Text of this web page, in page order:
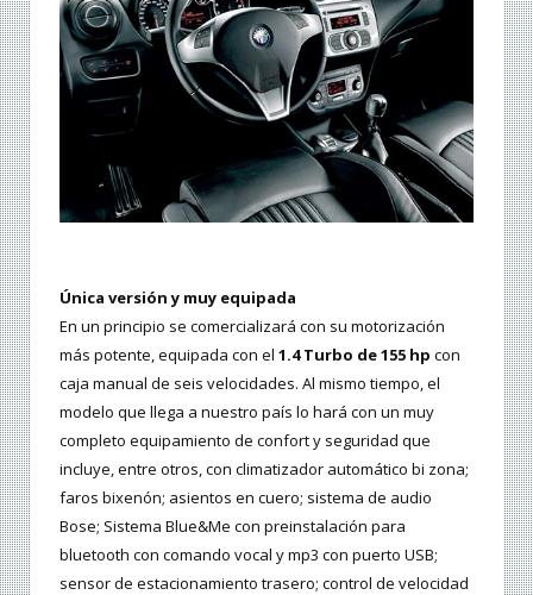
Única versión y muy equipada
En un principio se comercializará con su motorización
más potente, equipada con el 1.4 Turbo de 155 hp con
caja manual de seis velocidades. Al mismo tiempo, el
modelo que llega a nuestro país lo hará con un muy
completo equipamiento de confort y seguridad que
incluye, entre otros, con climatizador automático bi zona;
faros bixenón; asientos en cuero; sistema de audio
Bose; Sistema Blue&Me con preinstalación para
bluetooth con comando vocal y mp3 con puerto USB;
sensor de estacionamiento trasero; control de velocidad